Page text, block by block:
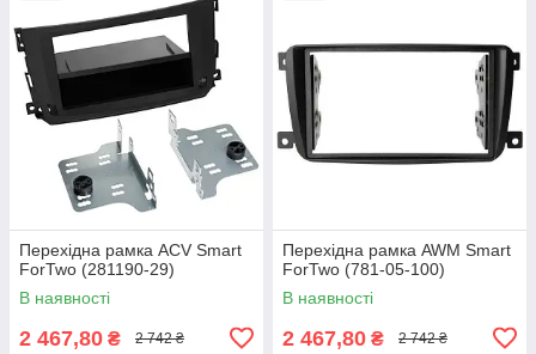
Перехідна рамка ACV Smart
ForTwo (281190-29)
В наявності
2 467,80 ₴ 2 742 ₴
Перехідна рамка AWM Smart
ForTwo (781-05-100)
В наявності
2 467,80 ₴ 2 742 ₴